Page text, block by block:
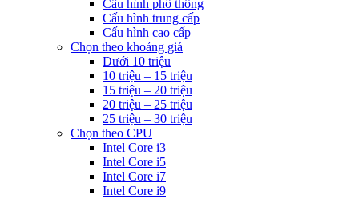
Cấu hình phổ thông
Cấu hình trung cấp
Cấu hình cao cấp
Chọn theo khoảng giá
Dưới 10 triệu
10 triệu – 15 triệu
15 triệu – 20 triệu
20 triệu – 25 triệu
25 triệu – 30 triệu
Chọn theo CPU
Intel Core i3
Intel Core i5
Intel Core i7
Intel Core i9